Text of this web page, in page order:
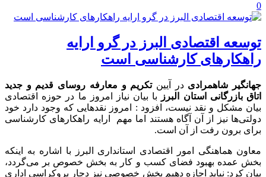
0
توسعه اقتصادی البرز در گرو ارایه
راهکارهای کارشناسی است
جهانگیر شاهمرادی در آیینتکریم و معارفه روسای قدیم و جدید
اتاق بازرگانی استان البرز
با بیان نیاز امروز ما در حوزه اقتصادی
بیان مشکل و نقد نیست، افزود : امروز نقدهایی که وجود دارد خود
دولتی‌ها نیز از آن آگاه هستند اما مهم ارایه راهکارهای کارشناسی
برای برون رفت از آن است.
معاون هماهنگی امور اقتصادی استانداری البرز با اشاره به اینکه
بخش عمده بهبود فضای کسب و کار به بخش خصوص بر می‌گردد،
بیان کرد: نباید اجازه دهیم بخش خصوصی نیز دچار بروکراسی اداری